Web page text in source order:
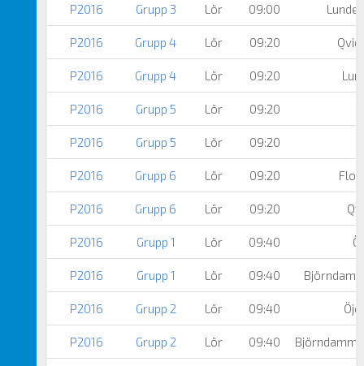
P2016 Grupp 3 Lör 09:00
P2016 Grupp 4 Lör 09:20
P2016 Grupp 4 Lör 09:20
P2016 Grupp 5 Lör 09:20
P2016 Grupp 5 Lör 09:20
P2016 Grupp 6 Lör 09:20
P2016 Grupp 6 Lör 09:20
P2016 Grupp 1 Lör 09:40
P2016 Grupp 1 Lör 09:40
P2016 Grupp 2 Lör 09:40
P2016 Grupp 2 Lör 09:40